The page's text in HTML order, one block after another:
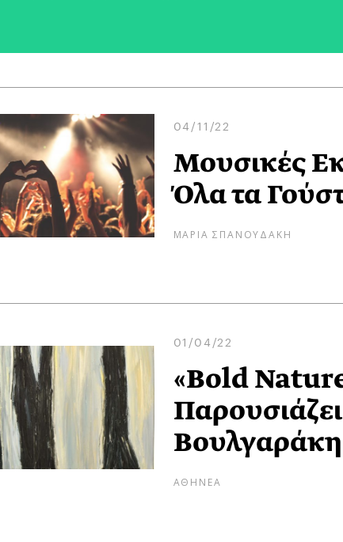
04/11/22
Μουσικές
Όλα τα
ΜΑΡΙΑ ΣΠΑΝΟΥΔΑΚΗ
01/04/22
«Bold
Βουλγαράκη
ΑΘΗΝΕΑ